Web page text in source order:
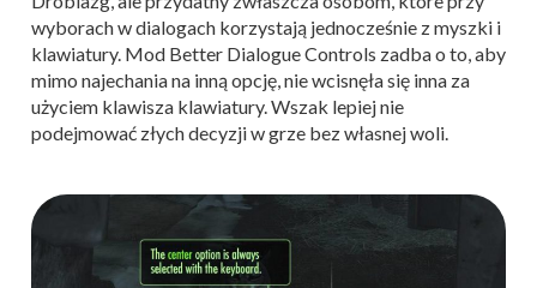
wyborach w dialogach korzystają jednocześnie z myszki i
klawiatury. Mod Better Dialogue Controls zadba o to, aby
mimo najechania na inną opcję, nie wcisnęła się inna za
użyciem klawisza klawiatury. Wszak lepiej nie
podejmować złych decyzji w grze bez własnej woli.